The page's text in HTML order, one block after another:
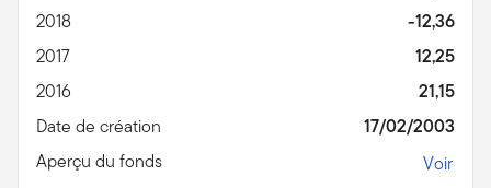
2018
-12,36
2017
12,25
2016
21,15
Date de création
17/02/2003
Aperçu du fonds
Voir